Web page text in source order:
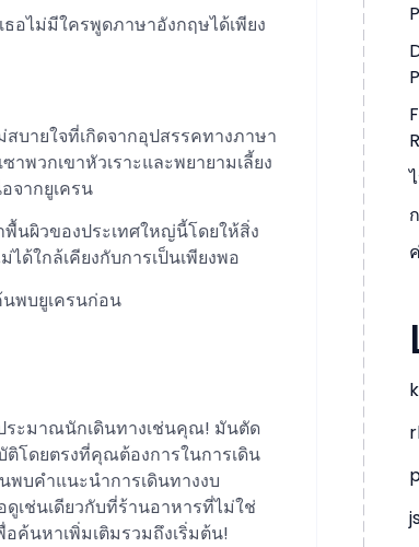
อไม่มีใครพูดภาษาอังกฤษได้เพียง
บายใจที่เกิดจากอุปสรรคทางภาษา
าพวกเขาหัวเราะและพยายามเลี้ยง
จากยูเครน
นผิวของประเทศใหญ่นี้โดยให้สิ่ง
ด้ใกล้เคียงกับการเป็นเพียงพอ
พบยูเครนก่อน
ระมาณนักเดินทางเช่นคุณ! มันตัด
โดยตรงที่คุณต้องการในการเดิน
บคำแนะนำการเดินทางงบ
เช่นเดียวกับที่ร้านอาหารที่ไม่ใช่
ค้นหาเพิ่มเติมรวมถึงเริ่มต้น!